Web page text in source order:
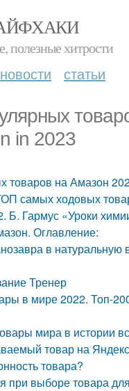
полезные хитрости
новости статьи
in 2023
на Амазон
самых ходовых
Б. Гармус «Уроки
Оглавление:
в натуральную
Тренер
в мире 2022. Топ-
мира в истории
товар на
товара?
при выборе товара